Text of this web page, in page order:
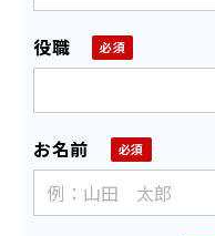
役職
お名前